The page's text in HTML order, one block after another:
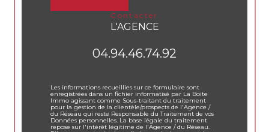
contacter
L'AGENCE
04.94.46.74.92
Les informations recueillies sur ce formulaire sont
enregistrées dans un fichier informatisé par La Boite
Immo agissant comme Sous-traitant du traitement
pour la gestion de la clientèle/prospects de l'Agence /
du Réseau qui reste Responsable du Traitement de vos
Données personnelles. La base légale du traitement
repose sur l'intérêt légitime de l'Agence / du Réseau.